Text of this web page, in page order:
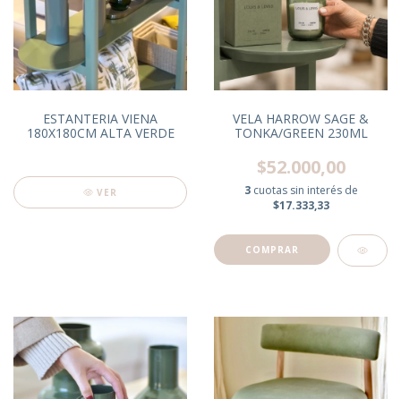
ESTANTERIA VIENA
180X180CM ALTA VERDE
VER
VELA HARROW SAGE &
TONKA/GREEN 230ML
$52.000,00
3 cuotas sin interés de
$17.333,33